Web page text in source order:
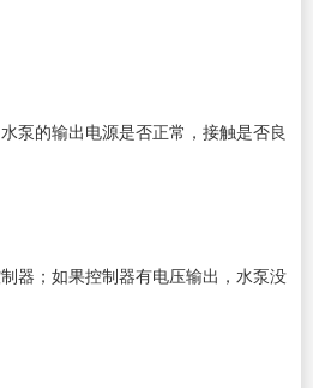
泵的输出电源是否正常，接触是否良
器；如果控制器有电压输出，水泵没